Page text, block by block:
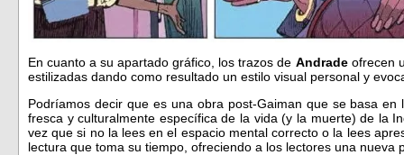
En cuanto a su apartado gráfico, los trazos de Andrade ofrecen
estilizadas dando como resultado un estilo visual personal y
Podríamos decir que es una obra post-Gaiman que se basa
fresca y culturalmente específica de la vida (y la muerte) de la
vez que si no la lees en el espacio mental correcto o la lees
lectura que toma su tiempo, ofreciendo a los lectores una nueva